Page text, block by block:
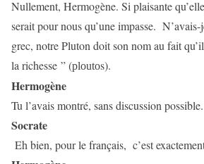
Nullement, Hermogène. Si plaisante
serait pour nous qu’une impasse. N’avais-
grec, notre Pluton doit son nom au fait
la richesse ” (ploutos).
Hermogène
Tu l’avais montré, sans discussion possible.
Socrate
Eh bien, pour le français, c’est